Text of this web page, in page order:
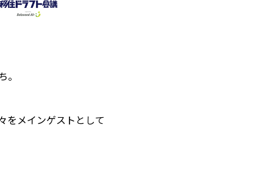
をメインゲストとして